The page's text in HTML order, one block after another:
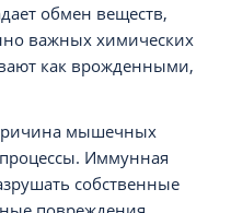
обмен веществ,
важных химических
как врожденными,
мышечных
Иммунная
собственные